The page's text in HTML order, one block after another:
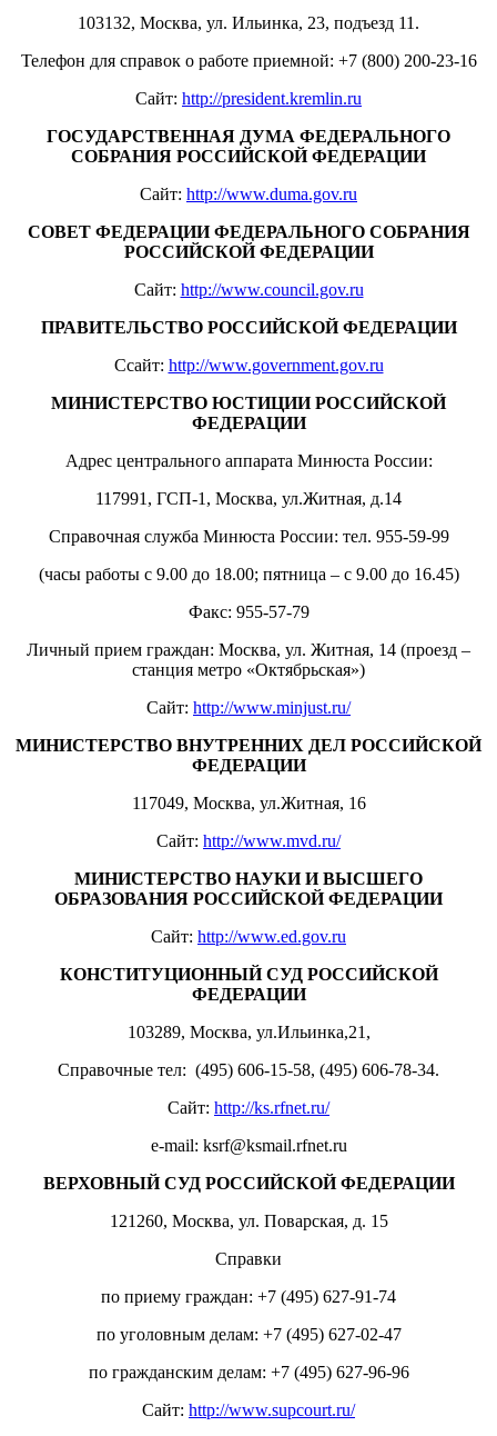
103132, Москва, ул. Ильинка, 23, подъезд 11.
Телефон для справок о работе приемной: +7 (800) 200-23-16
Сайт: http://president.kremlin.ru
ГОСУДАРСТВЕННАЯ ДУМА ФЕДЕРАЛЬНОГО
СОБРАНИЯ РОССИЙСКОЙ ФЕДЕРАЦИИ
Сайт: http://www.duma.gov.ru
СОВЕТ ФЕДЕРАЦИИ ФЕДЕРАЛЬНОГО СОБРАНИЯ
РОССИЙСКОЙ ФЕДЕРАЦИИ
Сайт: http://www.council.gov.ru
ПРАВИТЕЛЬСТВО РОССИЙСКОЙ ФЕДЕРАЦИИ
Ссайт: http://www.government.gov.ru
МИНИСТЕРСТВО ЮСТИЦИИ РОССИЙСКОЙ
ФЕДЕРАЦИИ
Адрес центрального аппарата Минюста России:
117991, ГСП-1, Москва, ул.Житная, д.14
Справочная служба Минюста России: тел. 955-59-99
(часы работы с 9.00 до 18.00; пятница – с 9.00 до 16.45)
Факс: 955-57-79
Личный прием граждан: Москва, ул. Житная, 14 (проезд –
станция метро «Октябрьская»)
Сайт: http://www.minjust.ru/
МИНИСТЕРСТВО ВНУТРЕННИХ ДЕЛ РОССИЙСКОЙ
ФЕДЕРАЦИИ
117049, Москва, ул.Житная, 16
Сайт: http://www.mvd.ru/
МИНИСТЕРСТВО НАУКИ И ВЫСШЕГО
ОБРАЗОВАНИЯ РОССИЙСКОЙ ФЕДЕРАЦИИ
Сайт: http://www.ed.gov.ru
КОНСТИТУЦИОННЫЙ СУД РОССИЙСКОЙ
ФЕДЕРАЦИИ
103289, Москва, ул.Ильинка,21,
Справочные тел: (495) 606-15-58, (495) 606-78-34.
Сайт: http://ks.rfnet.ru/
e-mail: ksrf@ksmail.rfnet.ru
ВЕРХОВНЫЙ СУД РОССИЙСКОЙ ФЕДЕРАЦИИ
121260, Москва, ул. Поварская, д. 15
Справки
по приему граждан: +7 (495) 627-91-74
по уголовным делам: +7 (495) 627-02-47
по гражданским делам: +7 (495) 627-96-96
Сайт: http://www.supcourt.ru/